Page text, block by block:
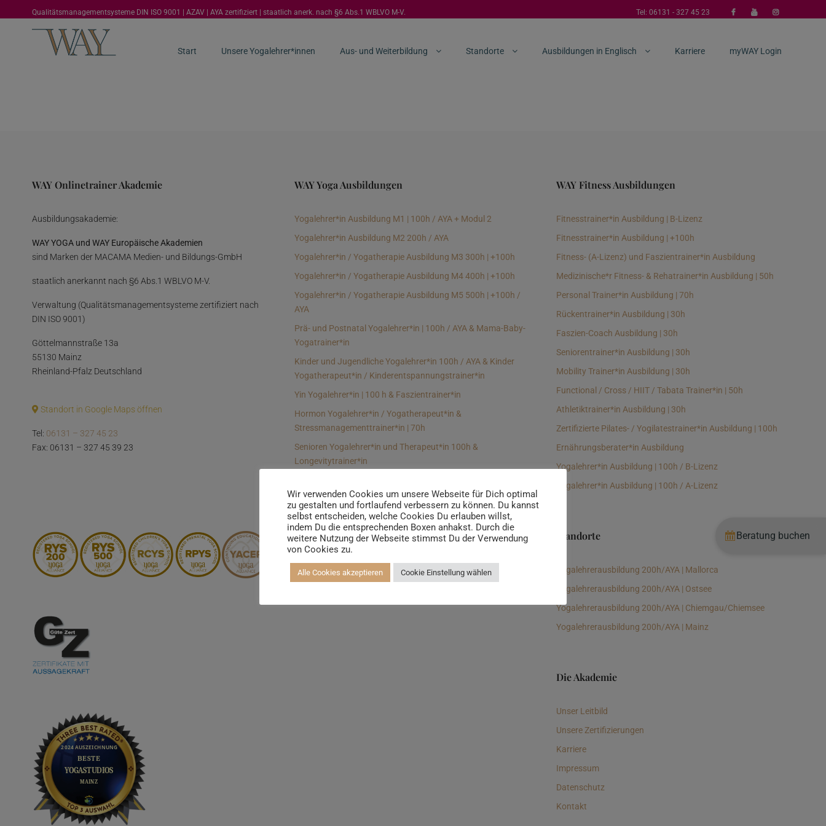
Qualitätsmanagementsysteme DIN ISO 9001 | AZAV | AYA zertifiziert | staatlich anerk. nach §6 Abs.1 WBLVO M-V. Tel: 06131 - 327 45 23
Start Unsere Yogalehrer*innen Aus- und Weiterbildung Standorte Ausbildungen in Englisch Karriere myWAY Login
WAY Onlinetrainer Akademie
Ausbildungsakademie:
WAY YOGA und WAY Europäische Akademien
sind Marken der MACAMA Medien- und Bildungs-GmbH
staatlich anerkannt nach §6 Abs.1 WBLVO M-V.
Verwaltung (Qualitätsmanagementsysteme zertifiziert nach
DIN ISO 9001)
Göttelmannstraße 13a
55130 Mainz
Rheinland-Pfalz Deutschland
Standort in Google Maps öffnen
Tel: 06131 – 327 45 23
Fax: 06131 – 327 45 39 23
WAY Yoga Ausbildungen
Yogalehrer*in Ausbildung M1 | 100h / AYA + Modul 2
Yogalehrer*in Ausbildung M2 200h / AYA
Yogalehrer*in / Yogatherapie Ausbildung M3 300h | +100h
Yogalehrer*in / Yogatherapie Ausbildung M4 400h | +100h
Yogalehrer*in / Yogatherapie Ausbildung M5 500h | +100h /
AYA
Prä- und Postnatal Yogalehrer*in | 100h / AYA & Mama-Baby-
Yogatrainer*in
Kinder und Jugendliche Yogalehrer*in 100h / AYA & Kinder
Yogatherapeut*in / Kinderentspannungstrainer*in
Yin Yogalehrer*in | 100 h & Faszientrainer*in
Hormon Yogalehrer*in / Yogatherapeut*in &
Stressmanagementtrainer*in | 70h
Senioren Yogalehrer*in und Therapeut*in 100h &
Longevitytrainer*in
Meditationsleiter*in | 50h & Achtsamkeitstrainer*in
Yoga Alignmenttrainer*in | 40h
Yoga Hilfsmitteltrainer*in Ausbildung | 10 h
WAY Fitness Ausbildungen
Fitnesstrainer*in Ausbildung | B-Lizenz
Fitnesstrainer*in Ausbildung | +100h
Fitness- (A-Lizenz) und Faszientrainer*in Ausbildung
Medizinische*r Fitness- & Rehatrainer*in Ausbildung | 50h
Personal Trainer*in Ausbildung | 70h
Rückentrainer*in Ausbildung | 30h
Faszien-Coach Ausbildung | 30h
Seniorentrainer*in Ausbildung | 30h
Mobility Trainer*in Ausbildung | 30h
Functional / Cross / HIIT / Tabata Trainer*in | 50h
Athletiktrainer*in Ausbildung | 30h
Zertifizierte Pilates- / Yogilatestrainer*in Ausbildung | 100h
Ernährungsberater*in Ausbildung
Yogalehrer*in Ausbildung | 100h / B-Lizenz
Yogalehrer*in Ausbildung | 100h / A-Lizenz
Standorte
Yogalehrerausbildung 200h/AYA | Mallorca
Yogalehrerausbildung 200h/AYA | Ostsee
Yogalehrerausbildung 200h/AYA | Chiemgau/Chiemsee
Yogalehrerausbildung 200h/AYA | Mainz
Die Akademie
Unser Leitbild
Unsere Zertifizierungen
Karriere
Impressum
Datenschutz
Kontakt
Wir verwenden Cookies um unsere Webseite für Dich optimal
zu gestalten und fortlaufend verbessern zu können. Du kannst
selbst entscheiden, welche Cookies Du erlauben willst,
indem Du die entsprechenden Boxen anhakst. Durch die
weitere Nutzung der Webseite stimmst Du der Verwendung
von Cookies zu.
Alle Cookies akzeptieren Cookie Einstellung wählen
Beratung buchen